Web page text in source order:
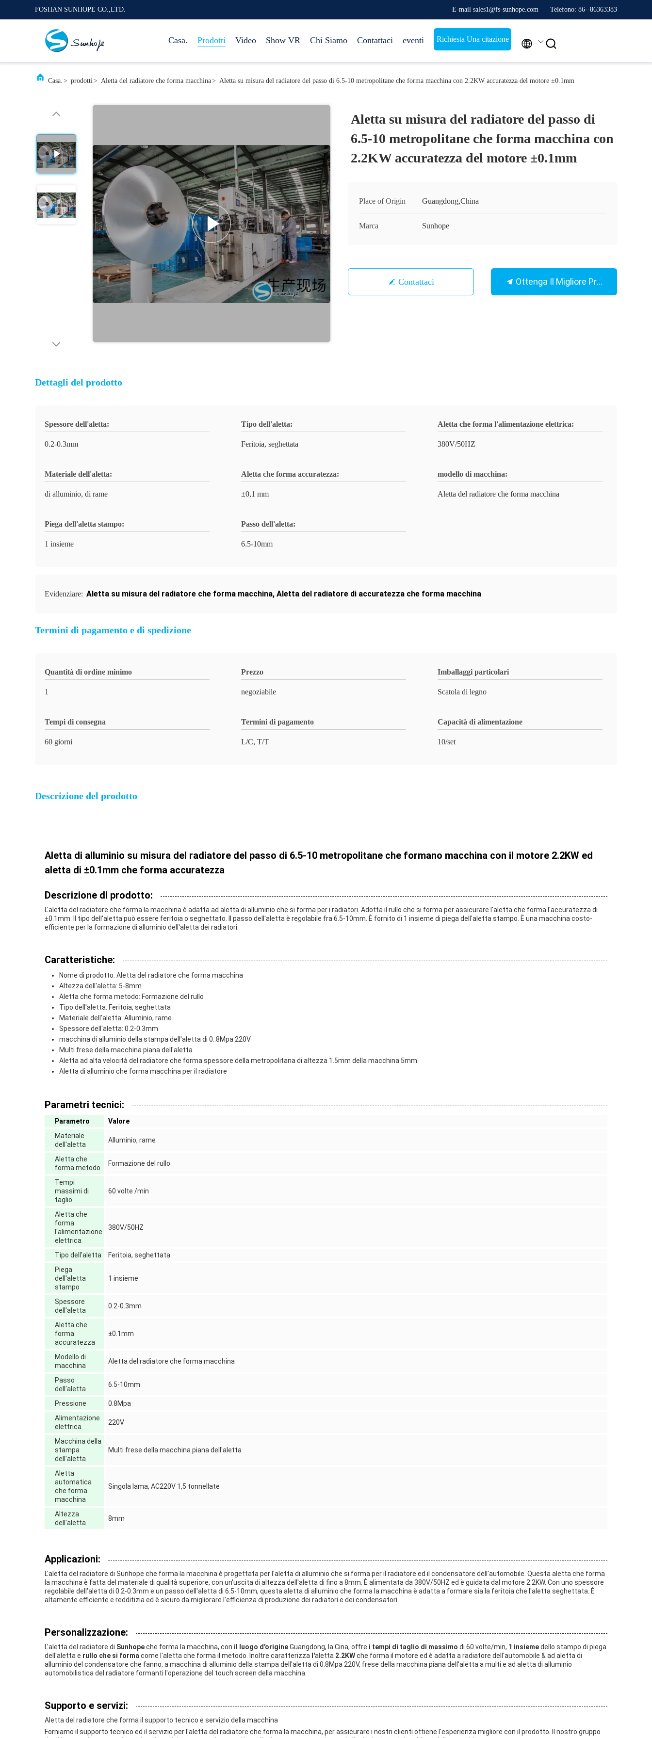
FOSHAN SUNHOPE CO.,LTD. E-mail sales1@fs-sunhope.com Telefono: 86--86363383
Casa. Prodotti Video Show VR Chi Siamo Contattaci eventi Richiesta Una citazione  
Casa. > prodotti> Aletta del radiatore che forma macchina> Aletta su misura del radiatore del passo di 6.5-10 metropolitane che forma macchina con 2.2KW accuratezza del motore ±0.1mm
Aletta su misura del radiatore del passo di
6.5-10 metropolitane che forma macchina con
2.2KW accuratezza del motore ±0.1mm
Place of Origin Guangdong,China
Marca Sunhope
Contattaci Ottenga Il Migliore Prezzo
Dettagli del prodotto
Spessore dell'aletta:
0.2-0.3mm
Tipo dell'aletta:
Feritoia, seghettata
Aletta che forma l'alimentazione elettrica:
380V/50HZ
Materiale dell'aletta:
di alluminio, di rame
Aletta che forma accuratezza:
±0,1 mm
modello di macchina:
Aletta del radiatore che forma macchina
Piega dell'aletta stampo:
1 insieme
Passo dell'aletta:
6.5-10mm
Evidenziare: Aletta su misura del radiatore che forma macchina, Aletta del radiatore di accuratezza che forma macchina
Termini di pagamento e di spedizione
Quantità di ordine minimo
1
Prezzo
negoziabile
Imballaggi particolari
Scatola di legno
Tempi di consegna
60 giorni
Termini di pagamento
L/C, T/T
Capacità di alimentazione
10/set
Descrizione del prodotto
Aletta di alluminio su misura del radiatore del passo di 6.5-10 metropolitane che formano macchina con il motore 2.2KW ed
aletta di ±0.1mm che forma accuratezza
Descrizione di prodotto:
L'aletta del radiatore che forma la macchina è adatta ad aletta di alluminio che si forma per i radiatori. Adotta il rullo che si forma per assicurare l'aletta che forma l'accuratezza di
±0.1mm. Il tipo dell'aletta può essere feritoia o seghettato. Il passo dell'aletta è regolabile fra 6.5-10mm. È fornito di 1 insieme di piega dell'aletta stampo. È una macchina costo-
efficiente per la formazione di alluminio dell'aletta dei radiatori.
Caratteristiche:
Nome di prodotto: Aletta del radiatore che forma macchina
Altezza dell'aletta: 5-8mm
Aletta che forma metodo: Formazione del rullo
Tipo dell'aletta: Feritoia, seghettata
Materiale dell'aletta: Alluminio, rame
Spessore dell'aletta: 0.2-0.3mm
macchina di alluminio della stampa dell'aletta di 0..8Mpa 220V
Multi frese della macchina piana dell'aletta
Aletta ad alta velocità del radiatore che forma spessore della metropolitana di altezza 1.5mm della macchina 5mm
Aletta di alluminio che forma macchina per il radiatore
Parametri tecnici:
Parametro
Valore
Materiale
dell'aletta
Alluminio, rame
Aletta che
forma metodo
Formazione del rullo
Tempi
massimi di
taglio
60 volte /min
Aletta che
forma
l'alimentazione
elettrica
380V/50HZ
Tipo dell'aletta
Feritoia, seghettata
Piega
dell'aletta
stampo
1 insieme
Spessore
dell'aletta
0.2-0.3mm
Aletta che
forma
accuratezza
±0.1mm
Modello di
macchina
Aletta del radiatore che forma macchina
Passo
dell'aletta
6.5-10mm
Pressione
0.8Mpa
Alimentazione
elettrica
220V
Macchina della
stampa
dell'aletta
Multi frese della macchina piana dell'aletta
Aletta
automatica
che forma
macchina
Singola lama, AC220V 1,5 tonnellate
Altezza
dell'aletta
8mm
Applicazioni:
L'aletta del radiatore di Sunhope che forma la macchina è progettata per l'aletta di alluminio che si forma per il radiatore ed il condensatore dell'automobile. Questa aletta che forma
la macchina è fatta del materiale di qualità superiore, con un'uscita di altezza dell'aletta di fino a 8mm. È alimentata da 380V/50HZ ed è guidata dal motore 2.2KW. Con uno spessore
regolabile dell'aletta di 0.2-0.3mm e un passo dell'aletta di 6.5-10mm, questa aletta di alluminio che forma la macchina è adatta a formare sia la feritoia che l'aletta seghettata. È
altamente efficiente e redditizia ed è sicuro da migliorare l'efficienza di produzione dei radiatori e dei condensatori.
Personalizzazione:
L'aletta del radiatore di Sunhopeche forma la macchina, con il luogo d'origineGuangdong, la Cina, offre i tempi di taglio di massimo di 60 volte/min, 1 insiemedello stampo di piega
dell'aletta e rullo che si forma come l'aletta che forma il metodo. Inoltre caratterizza l'aletta 2.2KWche forma il motore ed è adatta a radiatore dell'automobile & ad aletta di
alluminio del condensatore che fanno, a macchina di alluminio della stampa dell'aletta di 0.8Mpa 220V, frese della macchina piana dell'aletta a multi e ad aletta di alluminio
automobilistica del radiatore formanti l'operazione del touch screen della macchina.
Supporto e servizi:
Aletta del radiatore che forma il supporto tecnico e servizio della macchina
Forniamo il supporto tecnico ed il servizio per l'aletta del radiatore che forma la macchina, per assicurare i nostri clienti ottiene l'esperienza migliore con il prodotto. Il nostro gruppo